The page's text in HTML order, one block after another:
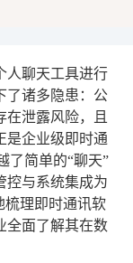
人聊天工具进行
了诸多隐患：公
泄露风险，且
是企业级即时通
了简单的“聊天”
控与系统集成为
梳理即时通讯软
全面了解其在数